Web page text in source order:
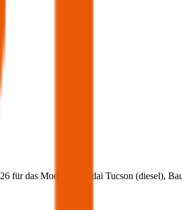
für das Modell Hyundai Tucson (diesel),